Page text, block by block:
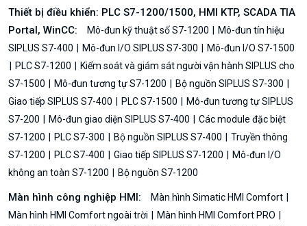
Thiết bị điều khiển: PLC S7-1200/1500, HMI KTP, SCADA TIA
Portal, WinCC:
Mô-đun kỹ thuật số S7-1200
Mô-đun tín hiệu
SIPLUS S7-400
Mô-đun I/O SIPLUS S7-300
Mô-đun I/O S7-1500
PLC S7-1200
Kiểm soát và giám sát người vận hành SIPLUS cho
S7-1500
Mô-đun tương tự S7-1200
Bộ nguồn SIPLUS S7-300
Giao tiếp SIPLUS S7-400
PLC S7-1500
Mô-đun tương tự SIPLUS
S7-200
Mô-đun giao diện SIPLUS S7-400
Các module đặc biệt
S7-1200
PLC S7-300 Bộ nguồn SIPLUS S7-400
Truyền thông
S7-1200
PLC S7-400 Giao tiếp SIPLUS S7-1200
Mô-đun I/O
không an toàn S7-1200
Bộ nguồn S7-1200
Màn hình công nghiệp HMI:
Màn hình Simatic HMI Comfort
Màn hình HMI Comfort ngoài trời
Màn hình HMI Comfort PRO